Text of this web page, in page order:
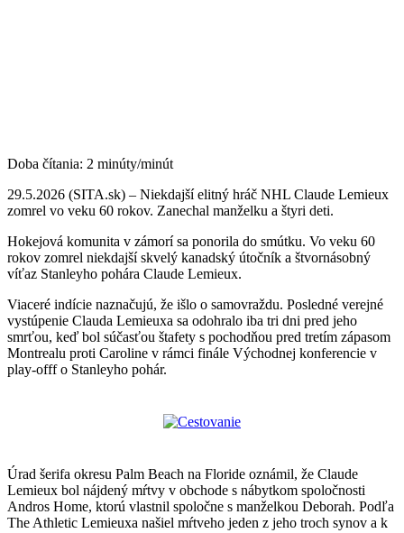
Doba čítania: 2 minúty/minút
29.5.2026 (SITA.sk) – Niekdajší elitný hráč NHL Claude Lemieux
zomrel vo veku 60 rokov. Zanechal manželku a štyri deti.
Hokejová komunita v zámorí sa ponorila do smútku. Vo veku 60
rokov zomrel niekdajší skvelý kanadský útočník a štvornásobný
víťaz Stanleyho pohára Claude Lemieux.
Viaceré indície naznačujú, že išlo o samovraždu. Posledné verejné
vystúpenie Clauda Lemieuxa sa odohralo iba tri dni pred jeho
smrťou, keď bol súčasťou štafety s pochodňou pred tretím zápasom
Montrealu proti Caroline v rámci finále Východnej konferencie v
play-offf o Stanleyho pohár.
Úrad šerifa okresu Palm Beach na Floride oznámil, že Claude
Lemieux bol nájdený mŕtvy v obchode s nábytkom spoločnosti
Andros Home, ktorú vlastnil spoločne s manželkou Deborah. Podľa
The Athletic Lemieuxa našiel mŕtveho jeden z jeho troch synov a k